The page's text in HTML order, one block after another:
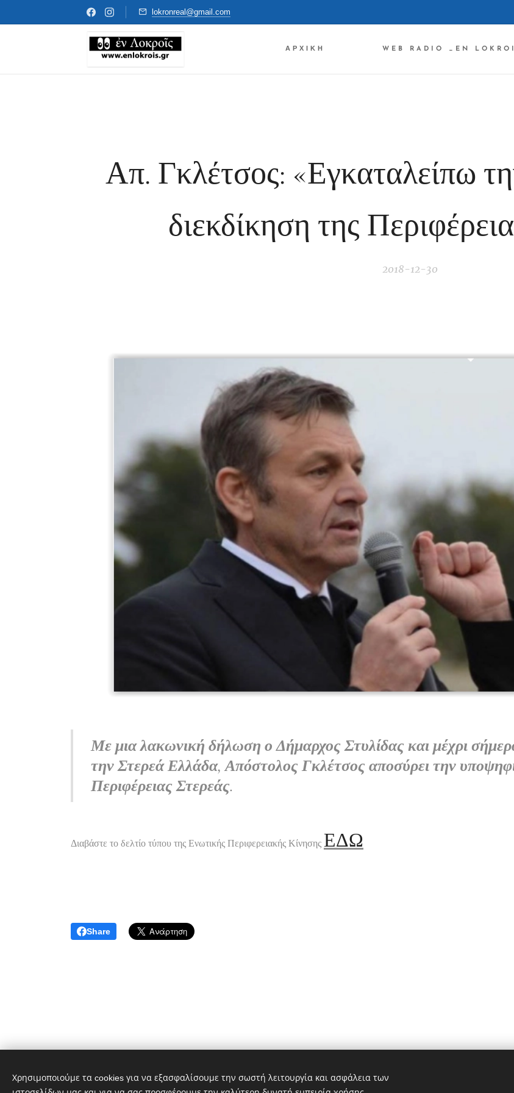
lokronreal@gmail.com
ΑΡΧΙΚΉ ✔✔✔ WEB RADIO _EN
Απ. Γκλέτσος: «Εγκαταλείπω
διεκδίκηση της
2018-12-30
Με μια λακωνική δήλωση ο Δήμαρχος Στυλίδας και μέχρι
την Στερεά Ελλάδα, Απόστολος Γκλέτσος αποσύρει την
Περιφέρειας Στερεάς.
Διαβάστε το δελτίο τύπου της Ενωτικής Περιφερειακής Κίνησης ΕΔΩ
Share
Πολιτικό blog ἐν Λοκροῖς
Χρησιμοποιούμε τα cookies για να εξασφαλίσουμε την σωστή λειτουργία και ασφάλεια των